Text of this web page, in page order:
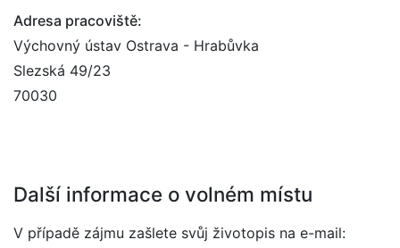
Adresa pracoviště:
Výchovný ústav Ostrava - Hrabůvka
Slezská 49/23
70030
Další informace o volném místu
V případě zájmu zašlete svůj životopis na e-mail: